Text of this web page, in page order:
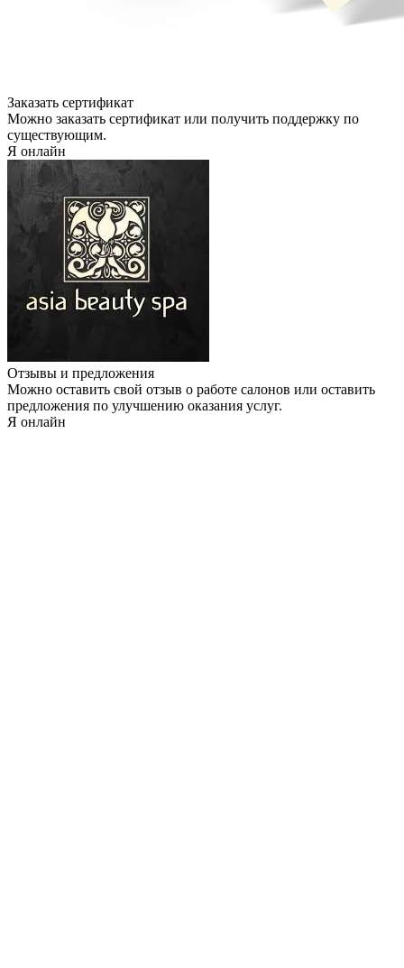
Заказать сертификат
Можно заказать сертификат или получить поддержку по
существующим.
Я онлайн
Отзывы и предложения
Можно оставить свой отзыв о работе салонов или оставить
предложения по улучшению оказания услуг.
Я онлайн